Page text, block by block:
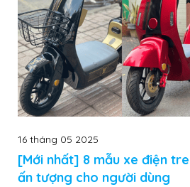
16 tháng 05 2025
[Mới nhất] 8 mẫu xe điện
ấn tượng cho người dùng